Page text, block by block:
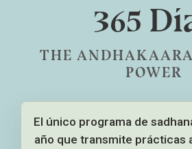
365
THE
POWER
El único programa de
año que transmite prácticas